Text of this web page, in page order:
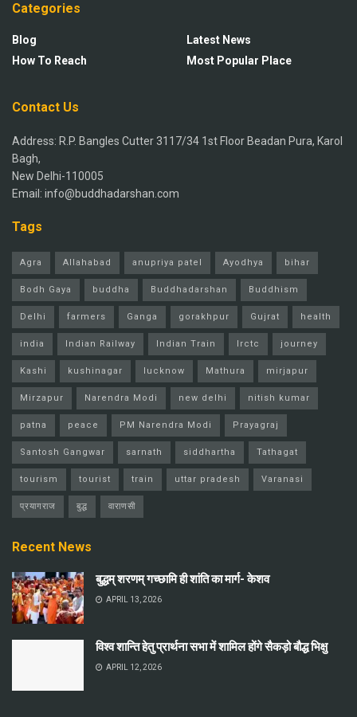
Categories
Blog
How To Reach
Latest News
Most Popular Place
Contact Us
Address: R.P. Bangles Cutter 3117/34 1st Floor Beadan Pura, Karol
Bagh,
New Delhi-110005
Email: info@buddhadarshan.com
Tags
Agra Allahabad anupriya patel Ayodhya bihar
Bodh Gaya buddha Buddhadarshan Buddhism
Delhi farmers Ganga gorakhpur Gujrat health
india Indian Railway Indian Train Irctc journey
Kashi kushinagar lucknow Mathura mirjapur
Mirzapur Narendra Modi new delhi nitish kumar
patna peace PM Narendra Modi Prayagraj
Santosh Gangwar sarnath siddhartha Tathagat
tourism tourist train uttar pradesh Varanasi
प्रयागराज बुद्ध वाराणसी
Recent News
बुद्धम् शरणम् गच्छामि ही शांति का मार्ग- केशव
APRIL 13, 2026
विश्व शान्ति हेतु प्रार्थना सभा में शामिल होंगे सैकड़ो बौद्ध भिक्षु
APRIL 12, 2026